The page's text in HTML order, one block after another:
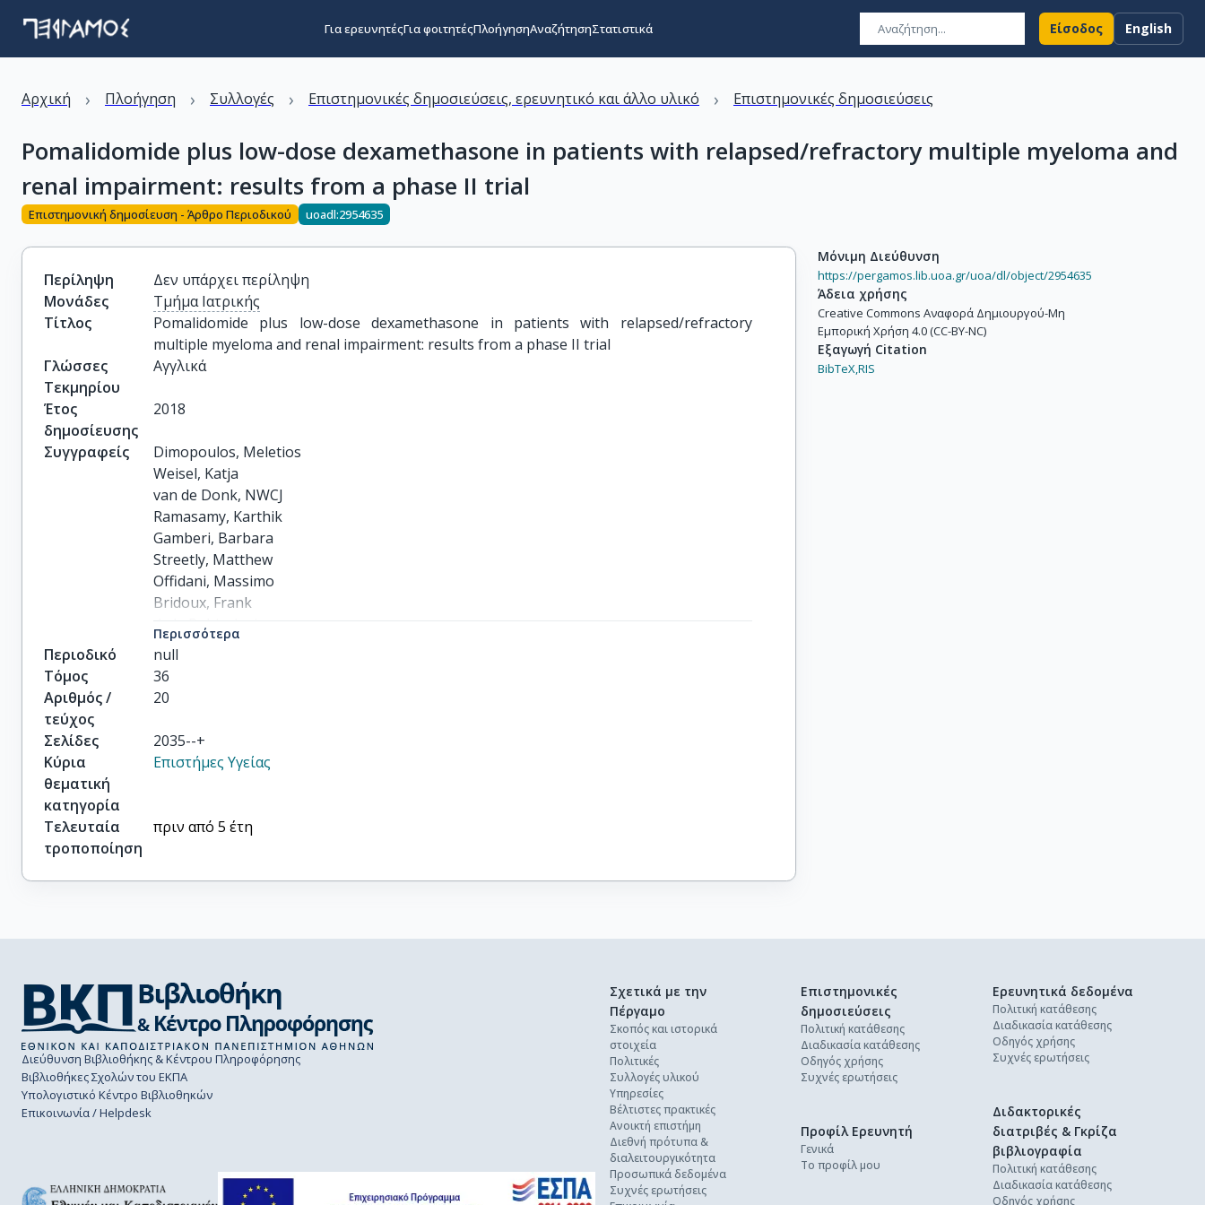
Για ερευνητέςΓια φοιτητέςΠλοήγησηΑναζήτησηΣτατιστικά Είσοδος English
Αρχική › Πλοήγηση › Συλλογές › Επιστημονικές δημοσιεύσεις, ερευνητικό και άλλο υλικό › Επιστημονικές δημοσιεύσεις
Pomalidomide plus low-dose dexamethasone in patients with relapsed/refractory multiple myeloma and
renal impairment: results from a phase II trial
Επιστημονική δημοσίευση - Άρθρο Περιοδικού uoadl:2954635
Περίληψη
Δεν υπάρχει περίληψη
Μονάδες
Τμήμα Ιατρικής
Τίτλος
Pomalidomide plus low-dose dexamethasone in patients with relapsed/refractory
multiple myeloma and renal impairment: results from a phase II trial
Γλώσσες
Τεκμηρίου
Αγγλικά
Έτος
δημοσίευσης
2018
Συγγραφείς
Dimopoulos, Meletios
Weisel, Katja
van de Donk, NWCJ
Ramasamy, Karthik
Gamberi, Barbara
Streetly, Matthew
Offidani, Massimo
Bridoux, Frank
de la Rubia, Javier
Mateos, Maria-Victoria
others
Περισσότερα
Περιοδικό
null
Τόμος
36
Αριθμός /
τεύχος
20
Σελίδες
2035--+
Κύρια
θεματική
κατηγορία
Επιστήμες Υγείας
Τελευταία
τροποποίηση
πριν από 5 έτη
Μόνιμη Διεύθυνση
https://pergamos.lib.uoa.gr/uoa/dl/object/2954635
Άδεια χρήσης
Creative Commons Αναφορά Δημιουργού-Μη
Εμπορική Χρήση 4.0 (CC-BY-NC)
Εξαγωγή Citation
BibTeX,RIS
Διεύθυνση Βιβλιοθήκης & Κέντρου Πληροφόρησης
Βιβλιοθήκες Σχολών του ΕΚΠΑ
Υπολογιστικό Κέντρο Βιβλιοθηκών
Επικοινωνία / Helpdesk
Σχετικά με την
Πέργαμο
Σκοπός και ιστορικά
στοιχεία
Πολιτικές
Συλλογές υλικού
Υπηρεσίες
Βέλτιστες πρακτικές
Ανοικτή επιστήμη
Διεθνή πρότυπα &
διαλειτουργικότητα
Προσωπικά δεδομένα
Συχνές ερωτήσεις
Επιστημονικές
δημοσιεύσεις
Πολιτική κατάθεσης
Διαδικασία κατάθεσης
Οδηγός χρήσης
Συχνές ερωτήσεις
Ερευνητικά δεδομένα
Πολιτική κατάθεσης
Διαδικασία κατάθεσης
Οδηγός χρήσης
Συχνές ερωτήσεις
Διδακτορικές
διατριβές & Γκρίζα
βιβλιογραφία
Πολιτική κατάθεσης
Διαδικασία κατάθεσης
Οδηγός χρήσης
Προφίλ Ερευνητή
Γενικά
Το προφίλ μου